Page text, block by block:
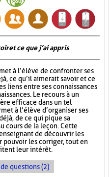
et ce que j’ai appris
à l’élève de confronter ses
ce qu’il aimerait savoir et ce
liens entre ses connaissances
Le recours à un
efficace dans un tel
à l’élève d’organiser ses
de ce qui pique sa
cours de la leçon. Cette
de découvrir les
pouvoir les corriger, tout en
leur intérêt.
questions (2)